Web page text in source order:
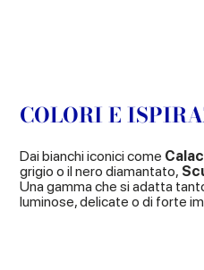
COLORI E
Dai bianchi iconici come
grigio o il nero diamantato,
Una gamma che si adatta
luminose, delicate o di forte